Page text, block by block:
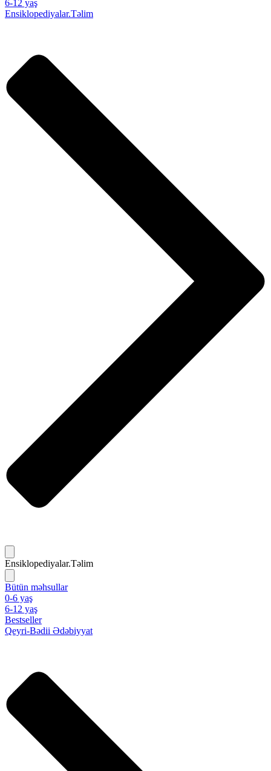
6-12 yaş
Ensiklopediyalar.Təlim
Ensiklopediyalar.Təlim
Bütün məhsullar
0-6 yaş
6-12 yaş
Bestseller
Qeyri-Bədii Ədəbiyyat